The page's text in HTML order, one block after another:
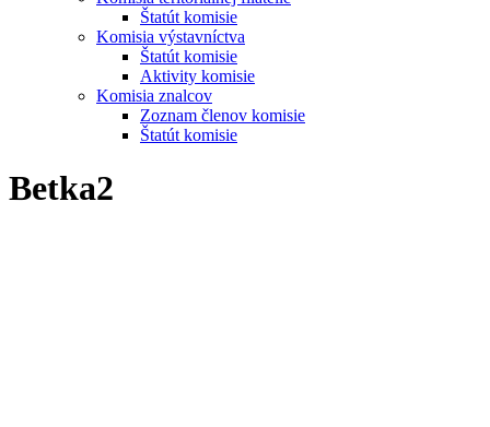
Štatút komisie
Komisia výstavníctva
Štatút komisie
Aktivity komisie
Komisia znalcov
Zoznam členov komisie
Štatút komisie
Betka2